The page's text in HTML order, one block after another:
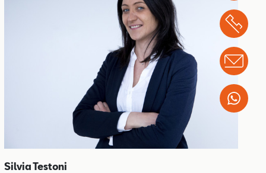
Silvia Testoni